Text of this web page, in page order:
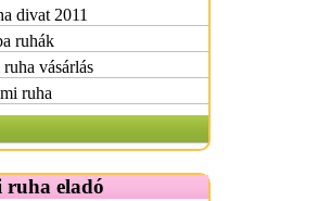
divat 2011
ruhák
vásárlás
ruha
ruha eladó